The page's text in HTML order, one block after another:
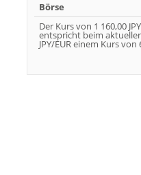
Börse
Der Kurs von 1 160,00
entspricht beim
JPY/EUR einem Kurs von